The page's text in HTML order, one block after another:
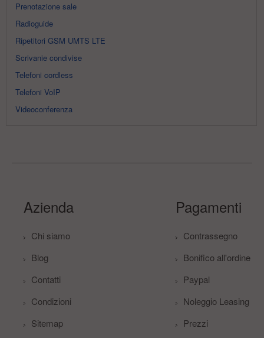
Prenotazione sale
Radioguide
Ripetitori GSM UMTS LTE
Scrivanie condivise
Telefoni cordless
Telefoni VoIP
Videoconferenza
Azienda
Chi siamo
Blog
Contatti
Condizioni
Sitemap
Pagamenti
Contrassegno
Bonifico all'ordine
Paypal
Noleggio Leasing
Prezzi